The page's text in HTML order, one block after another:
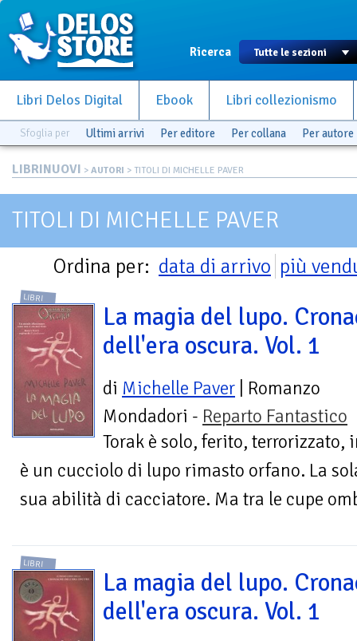
Ricerca
Libri Delos Digital Ebook Libri collezionismo
Sfoglia per Ultimi arrivi Per editore Per collana Per autore
LIBRINUOVI > AUTORI > TITOLI DI MICHELLE PAVER
TITOLI DI MICHELLE PAVER
Ordina per: data di arrivo più
LIBRI
La magia del lupo.
dell'era oscura. Vol. 1
di Michelle Paver | Romanzo
Mondadori - Reparto Fantastico
Torak è solo, ferito,
è un cucciolo di lupo rimasto orfano. La
sua abilità di cacciatore. Ma tra le cupe
LIBRI
La magia del lupo.
dell'era oscura. Vol. 1